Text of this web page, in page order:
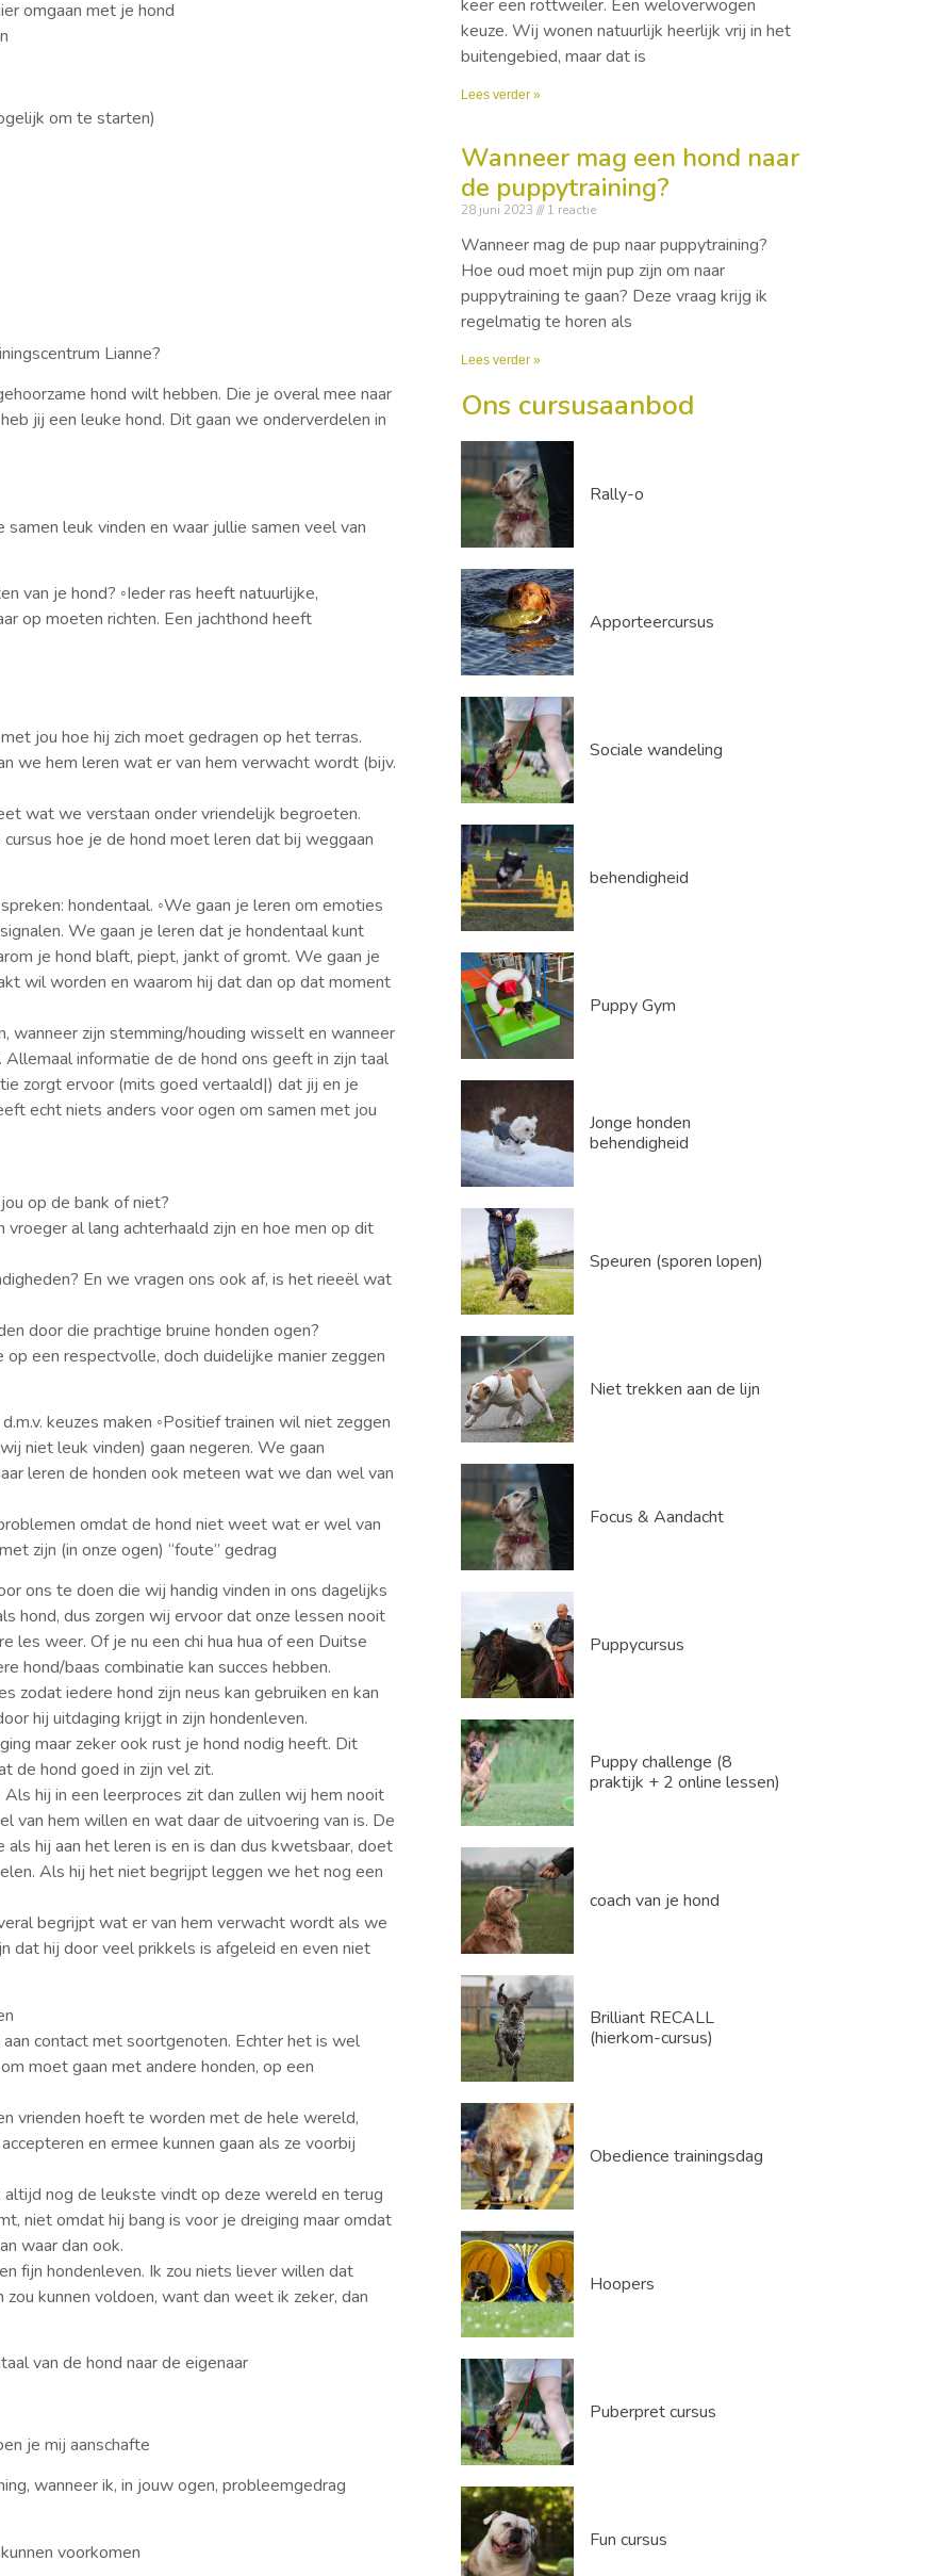
omgaan met je hond
om te starten)
Lianne?
hond wilt hebben. Die je overal mee naar
jij een leuke hond. Dit gaan we onderverdelen in
leuk vinden en waar jullie samen veel van
van je hond? ◦Ieder ras heeft natuurlijke,
op moeten richten. Een jachthond heeft
jou hoe hij zich moet gedragen op het terras.
we hem leren wat er van hem verwacht wordt (bijv.
wat we verstaan onder vriendelijk begroeten.
hoe je de hond moet leren dat bij weggaan
hondentaal. ◦We gaan je leren om emoties
We gaan je leren dat je hondentaal kunt
je hond blaft, piept, jankt of gromt. We gaan je
wil worden en waarom hij dat dan op dat moment
wanneer zijn stemming/houding wisselt en wanneer
informatie de de hond ons geeft in zijn taal
zorgt ervoor (mits goed vertaald|) dat jij en je
echt niets anders voor ogen om samen met jou
op de bank of niet?
al lang achterhaald zijn en hoe men op dit
En we vragen ons ook af, is het rieeël wat
door die prachtige bruine honden ogen?
een respectvolle, doch duidelijke manier zeggen
keuzes maken ◦Positief trainen wil niet zeggen
niet leuk vinden) gaan negeren. We gaan
leren de honden ook meteen wat we dan wel van
omdat de hond niet weet wat er wel van
zijn (in onze ogen) “foute” gedrag
ons te doen die wij handig vinden in ons dagelijks
hond, dus zorgen wij ervoor dat onze lessen nooit
les weer. Of je nu een chi hua hua of een Duitse
hond/baas combinatie kan succes hebben.
zodat iedere hond zijn neus kan gebruiken en kan
hij uitdaging krijgt in zijn hondenleven.
maar zeker ook rust je hond nodig heeft. Dit
de hond goed in zijn vel zit.
hij in een leerproces zit dan zullen wij hem nooit
hem willen en wat daar de uitvoering van is. De
hij aan het leren is en is dan dus kwetsbaar, doet
Als hij het niet begrijpt leggen we het nog een
begrijpt wat er van hem verwacht wordt als we
dat hij door veel prikkels is afgeleid en even niet
contact met soortgenoten. Echter het is wel
moet gaan met andere honden, op een
vrienden hoeft te worden met de hele wereld,
en ermee kunnen gaan als ze voorbij
nog de leukste vindt op deze wereld en terug
niet omdat hij bang is voor je dreiging maar omdat
waar dan ook.
fijn hondenleven. Ik zou niets liever willen dat
kunnen voldoen, want dan weet ik zeker, dan
van de hond naar de eigenaar
je mij aanschafte
wanneer ik, in jouw ogen, probleemgedrag
voorkomen
keer een rottweiler. Een weloverwogen
keuze. Wij wonen natuurlijk heerlijk vrij in het
buitengebied, maar dat is
Lees verder »
Wanneer mag een hond naar
de puppytraining?
28 juni 2023 1 reactie
Wanneer mag de pup naar puppytraining?
Hoe oud moet mijn pup zijn om naar
puppytraining te gaan? Deze vraag krijg ik
regelmatig te horen als
Lees verder »
Ons cursusaanbod
Rally-o
Apporteercursus
Sociale wandeling
behendigheid
Puppy Gym
Jonge honden
behendigheid
Speuren (sporen lopen)
Niet trekken aan de lijn
Focus & Aandacht
Puppycursus
Puppy challenge (8
praktijk + 2 online lessen)
coach van je hond
Brilliant RECALL
(hierkom-cursus)
Obedience trainingsdag
Hoopers
Puberpret cursus
Fun cursus